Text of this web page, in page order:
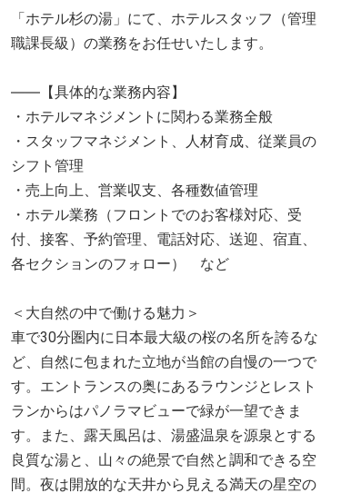
「ホテル杉の湯」にて、ホテルスタッフ（管理
職課長級）の業務をお任せいたします。
――【具体的な業務内容】
・ホテルマネジメントに関わる業務全般
・スタッフマネジメント、人材育成、従業員の
シフト管理
・売上向上、営業収支、各種数値管理
・ホテル業務（フロントでのお客様対応、受
付、接客、予約管理、電話対応、送迎、宿直、
各セクションのフォロー） など
＜大自然の中で働ける魅力＞
車で30分圏内に日本最大級の桜の名所を誇るな
ど、自然に包まれた立地が当館の自慢の一つで
す。エントランスの奥にあるラウンジとレスト
ランからはパノラマビューで緑が一望できま
す。また、露天風呂は、湯盛温泉を源泉とする
良質な湯と、山々の絶景で自然と調和できる空
間。夜は開放的な天井から見える満天の星空の